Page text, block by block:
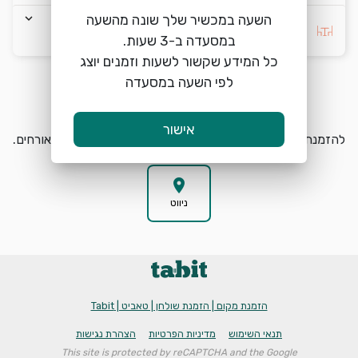
keyboard_arrow_down
בחרו העדפה *
להזמנת מקום בג'ירף ראשון לציון בחרו תאריך, שעה וכמות אורחים.
location_on
ניווט
הזמנת מקום | הזמנת שולחן | טאביט | Tabit
תנאי השימוש מדיניות הפרטיות הצהרת נגישות
This site is protected by reCAPTCHA and the Google
השעה במכשיר שלך שונה מהשעה
כל המידע שקשור לשעות וזמנים יוצג
לפי השעה במסעדה
אישור